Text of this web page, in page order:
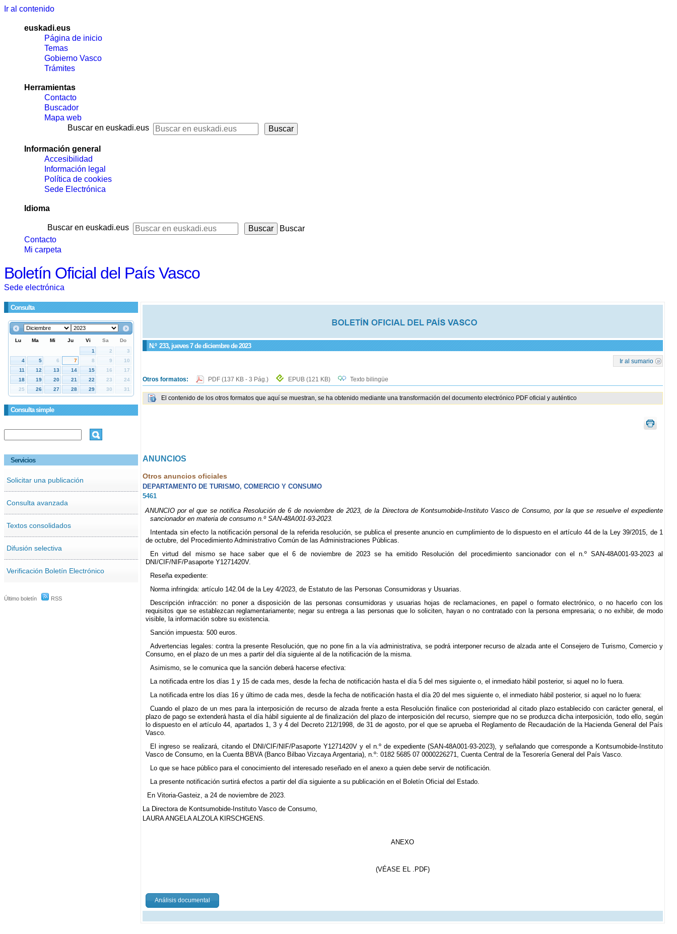
Ir al contenido
euskadi.eus
Página de inicio
Temas
Gobierno Vasco
Trámites
Herramientas
Contacto
Buscador
Mapa web
Buscar en euskadi.eus
Información general
Accesibilidad
Información legal
Política de cookies
Sede Electrónica
Idioma
Buscar en euskadi.eus
Buscar
Contacto
Mi carpeta
Boletín Oficial del País Vasco
Sede electrónica
Consulta
Consulta simple
Servicios
Solicitar una publicación
Consulta avanzada
Textos consolidados
Difusión selectiva
Verificación Boletín Electrónico
Último boletín RSS
N.º 233, jueves 7 de diciembre de 2023
Ir al sumario
Otros formatos: PDF (137 KB - 3 Pág.) EPUB (121 KB) Texto bilingüe
El contenido de los otros formatos que aquí se muestran, se ha obtenido mediante una transformación del documento electrónico PDF oficial y auténtico
ANUNCIOS
Otros anuncios oficiales
DEPARTAMENTO DE TURISMO, COMERCIO Y CONSUMO
5461
ANUNCIO por el que se notifica Resolución de 6 de noviembre de 2023, de la Directora de Kontsumobide-Instituto Vasco de Consumo, por la que se resuelve el expediente
sancionador en materia de consumo n.º SAN-48A001-93-2023.
Intentada sin efecto la notificación personal de la referida resolución, se publica el presente anuncio en cumplimiento de lo dispuesto en el artículo 44 de la Ley 39/2015, de 1
de octubre, del Procedimiento Administrativo Común de las Administraciones Públicas.
En virtud del mismo se hace saber que el 6 de noviembre de 2023 se ha emitido Resolución del procedimiento sancionador con el n.º SAN-48A001-93-2023 al
DNI/CIF/NIF/Pasaporte Y1271420V.
Reseña expediente:
Norma infringida: artículo 142.04 de la Ley 4/2023, de Estatuto de las Personas Consumidoras y Usuarias.
Descripción infracción: no poner a disposición de las personas consumidoras y usuarias hojas de reclamaciones, en papel o formato electrónico, o no hacerlo con los
requisitos que se establezcan reglamentariamente; negar su entrega a las personas que lo soliciten, hayan o no contratado con la persona empresaria; o no exhibir, de modo
visible, la información sobre su existencia.
Sanción impuesta: 500 euros.
Advertencias legales: contra la presente Resolución, que no pone fin a la vía administrativa, se podrá interponer recurso de alzada ante el Consejero de Turismo, Comercio y
Consumo, en el plazo de un mes a partir del día siguiente al de la notificación de la misma.
Asimismo, se le comunica que la sanción deberá hacerse efectiva:
La notificada entre los días 1 y 15 de cada mes, desde la fecha de notificación hasta el día 5 del mes siguiente o, el inmediato hábil posterior, si aquel no lo fuera.
La notificada entre los días 16 y último de cada mes, desde la fecha de notificación hasta el día 20 del mes siguiente o, el inmediato hábil posterior, si aquel no lo fuera:
Cuando el plazo de un mes para la interposición de recurso de alzada frente a esta Resolución finalice con posterioridad al citado plazo establecido con carácter general, el
plazo de pago se extenderá hasta el día hábil siguiente al de finalización del plazo de interposición del recurso, siempre que no se produzca dicha interposición, todo ello, según
lo dispuesto en el artículo 44, apartados 1, 3 y 4 del Decreto 212/1998, de 31 de agosto, por el que se aprueba el Reglamento de Recaudación de la Hacienda General del País
Vasco.
El ingreso se realizará, citando el DNI/CIF/NIF/Pasaporte Y1271420V y el n.º de expediente (SAN-48A001-93-2023), y señalando que corresponde a Kontsumobide-Instituto
Vasco de Consumo, en la Cuenta BBVA (Banco Bilbao Vizcaya Argentaria), n.º: 0182 5685 07 0000226271, Cuenta Central de la Tesorería General del País Vasco.
Lo que se hace público para el conocimiento del interesado reseñado en el anexo a quien debe servir de notificación.
La presente notificación surtirá efectos a partir del día siguiente a su publicación en el Boletín Oficial del Estado.
En Vitoria-Gasteiz, a 24 de noviembre de 2023.
La Directora de Kontsumobide-Instituto Vasco de Consumo,
LAURA ANGELA ALZOLA KIRSCHGENS.
ANEXO
(VÉASE EL .PDF)
Análisis documental